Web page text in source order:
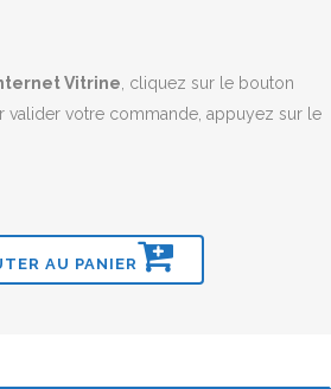
Vitrine, cliquez sur le bouton
valider votre commande, appuyez sur le
AU PANIER